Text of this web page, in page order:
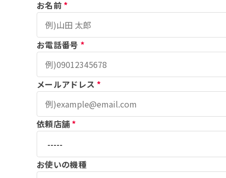
お名前 *
お電話番号 *
メールアドレス *
依頼店舗 *
お使いの機種